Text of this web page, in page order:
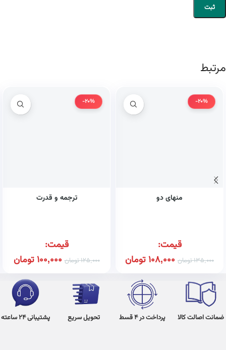
مرتبط
-20%
منهای دو
قیمت:
135,000تومان 108,000تومان
-20%
ترجمه و قدرت
قیمت:
125,000تومان 100,000تومان
ضمانت اصالت کالا پرداخت در 4 قسط تحویل سریع پشتیبانی 24 ساعته